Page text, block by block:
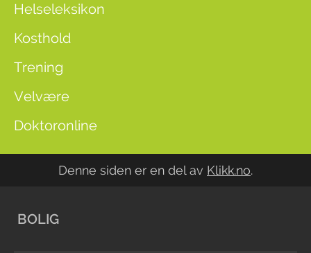
Helseleksikon
Kosthold
Trening
Velvære
Doktoronline
Denne siden er en del av Klikk.no.
BOLIG